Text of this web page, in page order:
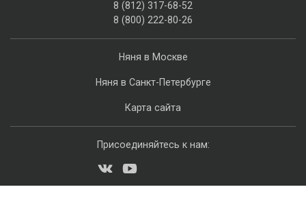
Няня в Москве
Няня в Санкт-Петербурге
Карта сайта
8 (812) 317-68-52
8 (800) 222-80-26
Присоединяйтесь к нам: